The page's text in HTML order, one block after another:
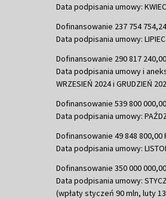
Data podpisania umowy:
Dofinansowanie 237 754
Data podpisania umowy:
Dofinansowanie 290 817
Data podpisania umowy i
WRZESIEŃ 2024 i GRUDZIEŃ
Dofinansowanie 539 800
Data podpisania umowy:
Dofinansowanie 49 848 800,00
Data podpisania umowy:
Dofinansowanie 350 000
Data podpisania umowy:
(wpłaty styczeń 90 mln, luty